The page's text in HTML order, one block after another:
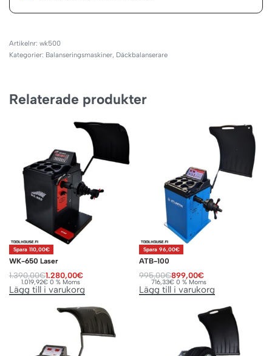
wk500
Kategorier: Balanseringsmaskiner, Däckbalanserare
Relaterade produkter
Spara 110,00€
WK-650 Laser
1.390,00€1.280,00€
1.019,92€ 0 % Moms
Lägg till i varukorg
Spara 96,00€
ATB-100
995,00€899,00€
716,33€ 0 % Moms
Lägg till i varukorg